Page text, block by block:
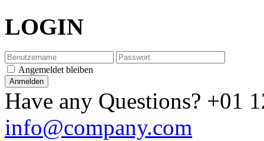
LOGIN
Angemeldet bleiben
Have any Questions? +01
info@company.com